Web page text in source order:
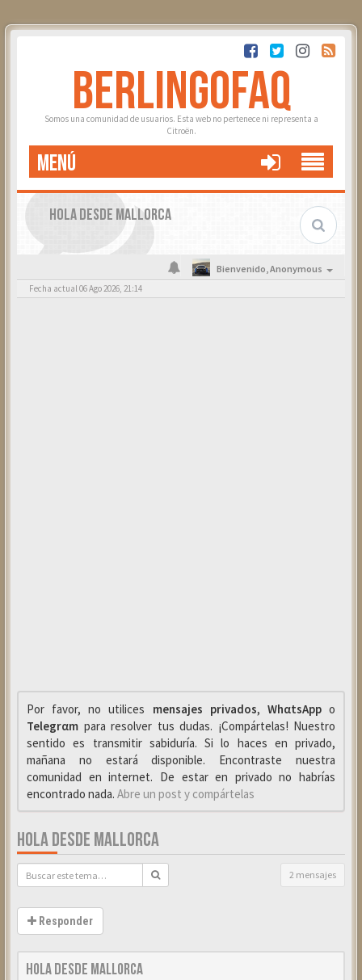
BERLINGOFAQ
Somos una comunidad de usuarios. Esta web no pertenece ni representa a
Citroën.
MENÚ
HOLA DESDE MALLORCA
Bienvenido,Anonymous
Fecha actual 06 Ago 2026, 21:14
Por favor, no utilices mensajes privados, WhαtsAppo
Telegrαm para resolver tus dudas. ¡Compártelas! Nuestro
sentido es transmitir sabiduría. Si lo haces en privado,
mañana no estará disponible. Encontraste nuestra
comunidad en internet. De estar en privado no habrías
encontrado nada. Abre un post y compártelas
HOLA DESDE MALLORCA
2 mensajes
Responder
hola desde Mallorca